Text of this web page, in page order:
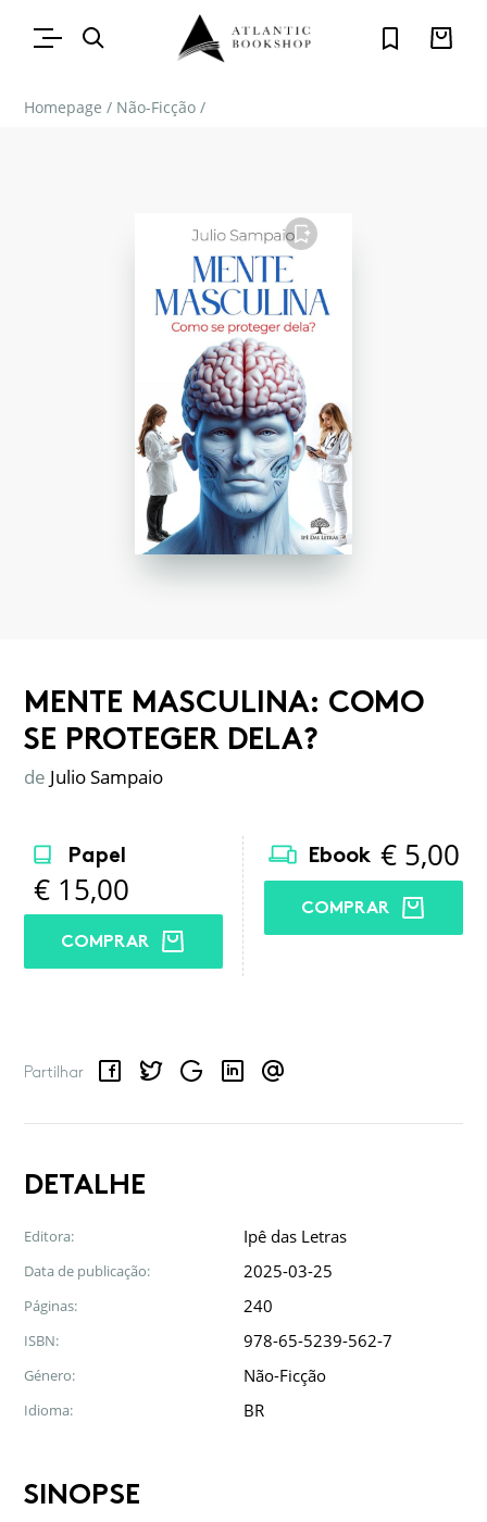
Homepage / Não-Ficção /
FAVORITO
MENTE MASCULINA: COMO
SE PROTEGER DELA?
de Julio Sampaio
Papel
€ 15,00
COMPRAR
Ebook € 5,00
COMPRAR
Partilhar
FacebookTwitterGoogle LinkedInEmail
DETALHE
Editora: Ipê das Letras
Data de publicação: 2025-03-25
Páginas: 240
ISBN: 978-65-5239-562-7
Género: Não-Ficção
Idioma: BR
SINOPSE